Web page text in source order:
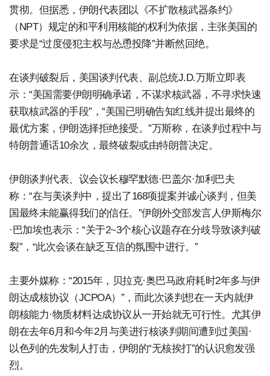
贯彻。但据悉，伊朗代表团以《不扩散核武器条约》
（NPT）规定的和平利用核能的权利为依据，主张美国的
要求是“过度侵犯主权与怂恿投降”并断然回绝。
在谈判破裂后，美国谈判代表、副总统J.D.万斯立即表
示：“美国需要伊朗明确承诺，不谋求核武器，不寻求快速
获取核武器的手段”，“美国已明确告知红线并提出最终的
最优方案，伊朗选择拒绝接受。”万斯称，在谈判过程中与
特朗普通话10余次，最终破裂或由特朗普决定。
伊朗谈判代表、议会议长穆罕默德·巴盖尔·加利巴夫
称：“在与美谈判中，提出了168项提案并诚心谈判，但美
国最终未能赢得我们的信任。”伊朗外交部发言人伊斯梅尔
·巴加埃也表示：“关于2~3个核心议题存在分歧导致谈判破
裂”，“此次会谈在缺乏互信的氛围中进行。”
主要外媒称：“2015年，贝拉克·奥巴马政府耗时2年多与伊
朗达成核协议（JCPOA）”，而此次谈判想在一天内就伊
朗核能力·物质材料达成协议从一开始就无可行性。尤其伊
朗在去年6月和今年2月与美进行核谈判期间遭到过美国·
以色列的先发制人打击，伊朗的“无核挨打”的认识愈发强
烈。